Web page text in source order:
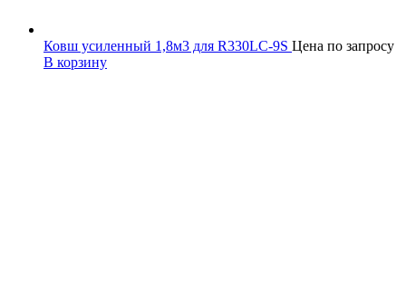
Ковш усиленный 1,8м3 для R330LC-9S Цена по запросу
В корзину